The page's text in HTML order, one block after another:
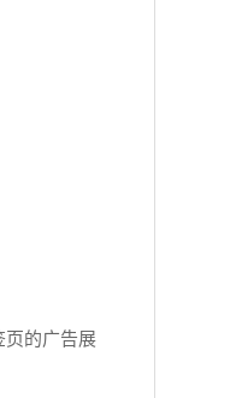
页的广告展